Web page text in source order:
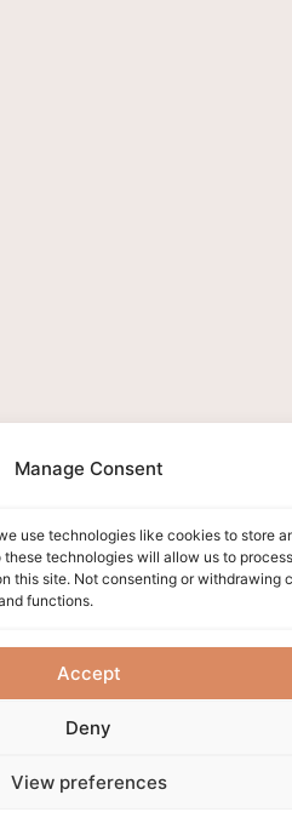
Manage Consent
use technologies like cookies to store
technologies will allow us to
this site. Not consenting or withdrawing
functions.
Accept
Deny
View preferences